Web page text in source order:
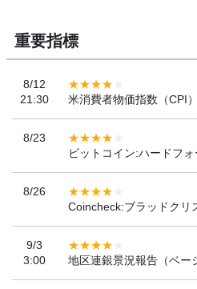
重要指標
8/12
21:30
米消費者物価指数（CPI
8/23
ビットコイン:ハードフ
8/26
Coincheck:ブラッドクリ
9/3
3:00
地区連銀景況報告（ベー